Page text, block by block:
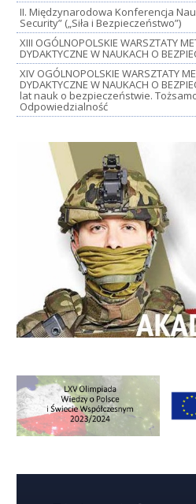
II. Międzynarodowa Konferencja
Security” („Siła i Bezpieczeństwo”)
XIII OGÓLNOPOLSKIE WARSZTATY
DYDAKTYCZNE W NAUKACH O
XIV OGÓLNOPOLSKIE WARSZTATY
DYDAKTYCZNE W NAUKACH O
lat nauk o bezpieczeństwie.
Odpowiedzialność